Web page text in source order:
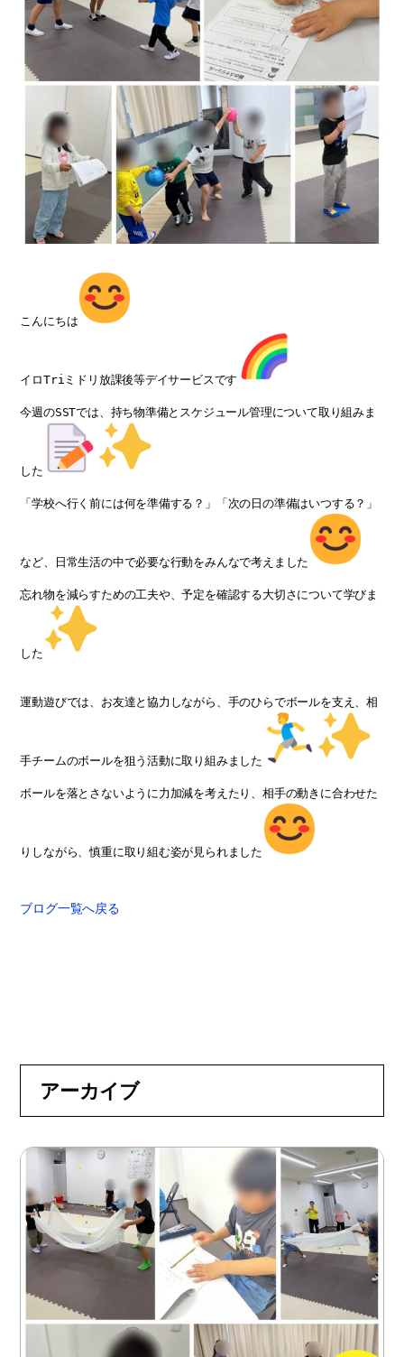
こんにちは
イロTriミドリ放課後等デイサービスです
今週のSSTでは、持ち物準備とスケジュール管理について取り組みま
した
「学校へ行く前には何を準備する？」「次の日の準備はいつする？」
など、日常生活の中で必要な行動をみんなで考えました
忘れ物を減らすための工夫や、予定を確認する大切さについて学びま
した
運動遊びでは、お友達と協力しながら、手のひらでボールを支え、相
手チームのボールを狙う活動に取り組みました
ボールを落とさないように力加減を考えたり、相手の動きに合わせた
りしながら、慎重に取り組む姿が見られました
ブログ一覧へ戻る
アーカイブ